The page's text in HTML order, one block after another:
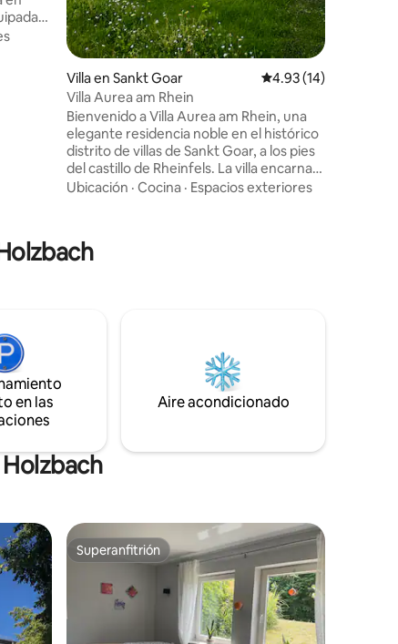
Villa en Sankt Goar Calificación
4.93 (14)
Villa Aurea am Rhein
Bienvenido a Villa Aurea am Rhein, una
elegante residencia noble en el histórico
distrito de villas de Sankt Goar, a los pies
del castillo de Rheinfels. La villa encarna
el lujo tranquilo y combina la herencia
idílico. La quintaesencia de una
residencia de verano europea. Ideal para
Ubicación · Cocina · Espacios exteriores
en las
Aire acondicionado
Superanfitrión
Superanfitrión